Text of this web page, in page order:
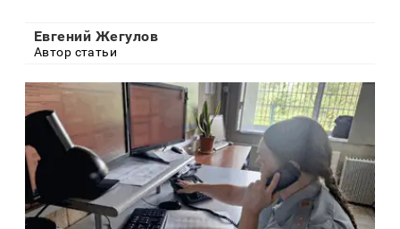
Евгений Жегулов
Автор статьи